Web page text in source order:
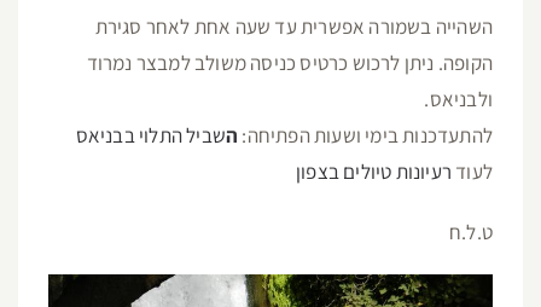
השהייה בשמורה אפשרית עד שעה אחת לאחר סגירת
הקופה. ניתן לרכוש כרטיס כניסה משולב למבצר נמרוד
ולבניאס.
להתעדכנות בימי ושעות הפתיחה: השביל התלוי בבניאס
לעוד רעיונות טיולים בצפון
ט.ל.ח